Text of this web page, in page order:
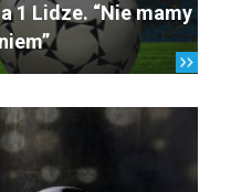
1 Lidze. “Nie mamy